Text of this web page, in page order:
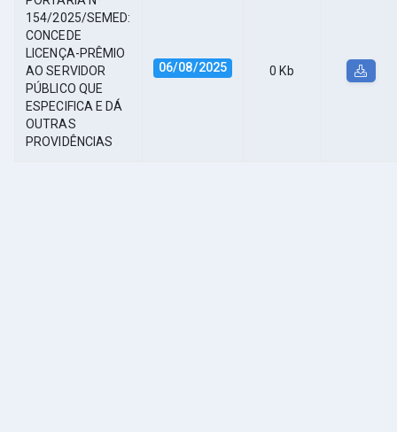
154/2025/SEMED:
CONCEDE
LICENÇA-PRÊMIO
AO SERVIDOR
PÚBLICO QUE
ESPECIFICA E DÁ
OUTRAS
PROVIDÊNCIAS
06/08/2025 0 Kb